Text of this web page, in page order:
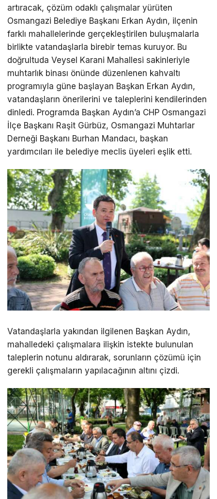
artıracak, çözüm odaklı çalışmalar yürüten
Osmangazi Belediye Başkanı Erkan Aydın, ilçenin
farklı mahallelerinde gerçekleştirilen buluşmalarla
birlikte vatandaşlarla birebir temas kuruyor. Bu
doğrultuda Veysel Karani Mahallesi sakinleriyle
muhtarlık binası önünde düzenlenen kahvaltı
programıyla güne başlayan Başkan Erkan Aydın,
vatandaşların önerilerini ve taleplerini kendilerinden
dinledi. Programda Başkan Aydın’a CHP Osmangazi
İlçe Başkanı Raşit Gürbüz, Osmangazi Muhtarlar
Derneği Başkanı Burhan Mandacı, başkan
yardımcıları ile belediye meclis üyeleri eşlik etti.
Vatandaşlarla yakından ilgilenen Başkan Aydın,
mahalledeki çalışmalara ilişkin istekte bulunulan
taleplerin notunu aldırarak, sorunların çözümü için
gerekli çalışmaların yapılacağının altını çizdi.